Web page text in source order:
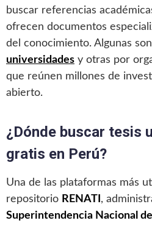
buscar referencias
ofrecen documentos
del conocimiento. Algunas
universidades y otras por
que reúnen millones de
abierto.
¿Dónde buscar tesis
gratis en Perú?
Una de las plataformas más
repositorio RENATI ,
Superintendencia Nacional